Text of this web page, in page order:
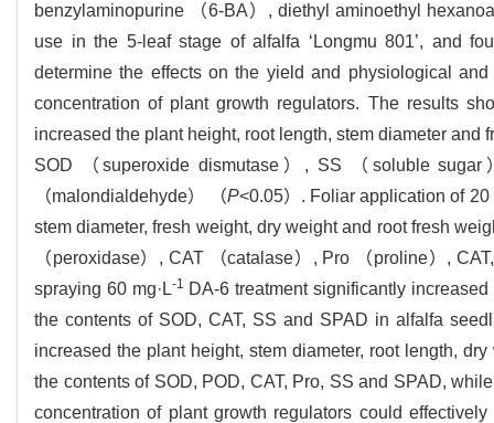
benzylaminopurine （6-BA）, diethyl aminoethyl
use in the 5-leaf stage of alfalfa ‘Longmu 801’, and
determine the effects on the yield and physiological
concentration of plant growth regulators. The results
increased the plant height, root length, stem diameter
SOD （superoxide dismutase）, SS （soluble
（malondialdehyde） （P<0.05）. Foliar application of 20
stem diameter, fresh weight, dry weight and root fresh
（peroxidase）, CAT （catalase）, Pro （proline）,
spraying 60 mg·L-1
DA-6 treatment significantly
the contents of SOD, CAT, SS and SPAD in alfalfa
increased the plant height, stem diameter, root length,
the contents of SOD, POD, CAT, Pro, SS and SPAD,
concentration of plant growth regulators could